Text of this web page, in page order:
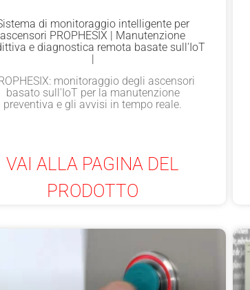
di monitoraggio intelligente per
ascensori PROPHESIX | Manutenzione
e diagnostica remota basate sull'IoT
|
monitoraggio degli ascensori
basato sull'IoT per la manutenzione
preventiva e gli avvisi in tempo reale.
VAI ALLA PAGINA DEL
PRODOTTO